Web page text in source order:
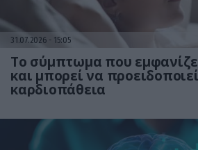
31.07.2026 15:05
Το σύμπτωμα που
και μπορεί να
καρδιοπάθεια